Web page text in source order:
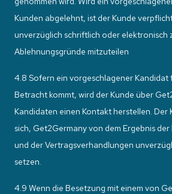
Kunden abgelehnt, ist der Kunde
unverzüglich schriftlich oder elektronisch
Ablehnungsgründe mitzuteilen
4.8 Sofern ein vorgeschlagener Kandidat
Betracht kommt, wird der Kunde über
Kandidaten einen Kontakt herstellen.
sich, Get2Germany von dem Ergebnis
und der Vertragsverhandlungen
setzen.
4.9 Wenn die Besetzung mit einem von